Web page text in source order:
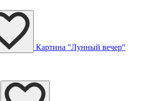
Картина "Лунный вечер"